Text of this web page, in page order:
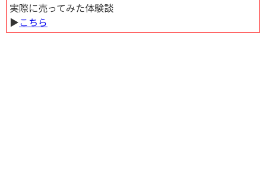
実際に売ってみた体験談
▶︎こちら